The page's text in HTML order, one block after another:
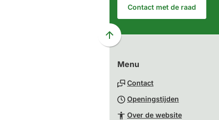
Contact met de raad
Scroll
boven
het
begin
van
Menu
Contact
Openingstijden
Over de website